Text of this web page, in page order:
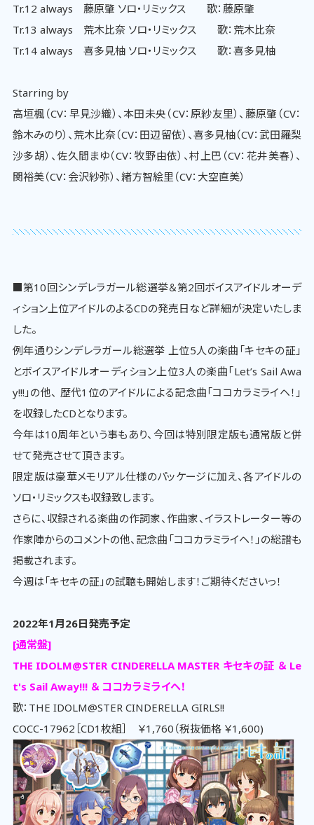
Tr.12 always 藤原肇 ソロ・リミックス 歌：藤原肇
Tr.13 always 荒木比奈 ソロ・リミックス 歌：荒木比奈
Tr.14 always 喜多見柚 ソロ・リミックス 歌：喜多見柚
Starring by
高垣楓（CV：早見沙織）、本田未央（CV：原紗友里）、藤原肇（CV：
鈴木みのり）、荒木比奈（CV：田辺留依）、喜多見柚（CV：武田羅梨
沙多胡）、佐久間まゆ（CV：牧野由依）、村上巴（CV：花井美春）、
関裕美（CV：会沢紗弥）、緒方智絵里（CV：大空直美）
■第10回シンデレラガール総選挙＆第2回ボイスアイドルオーデ
ィション上位アイドルのよるCDの発売日など詳細が決定いたしま
した。
例年通りシンデレラガール総選挙 上位5人の楽曲「キセキの証」
とボイスアイドルオーディション上位3人の楽曲「Let’s Sail Awa
y!!!」の他、 歴代1位のアイドルによる記念曲「ココカラミライヘ！」
を収録したCDとなります。
今年は10周年という事もあり、今回は特別限定版も通常版と併
せて発売させて頂きます。
限定版は豪華メモリアル仕様のパッケージに加え、各アイドルの
ソロ・リミックスも収録致します。
さらに、収録される楽曲の作詞家、作曲家、イラストレーター等の
作家陣からのコメントの他、記念曲「ココカラミライヘ！」の総譜も
掲載されます。
今週は「キセキの証」の試聴も開始します！ご期待くださいっ！
2022年1月26日発売予定
[通常盤]
THE IDOLM@STER CINDERELLA MASTER キセキの証 ＆ Le
t's Sail Away!!! ＆ ココカラミライヘ！
歌：THE IDOLM@STER CINDERELLA GIRLS!!
COCC-17962［CD1枚組］ ￥1,760（税抜価格 ￥1,600)